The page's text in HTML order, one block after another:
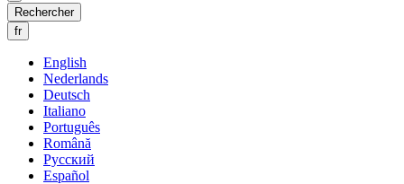
Rechercher
fr
English
Nederlands
Deutsch
Italiano
Português
Română
Русский
Español